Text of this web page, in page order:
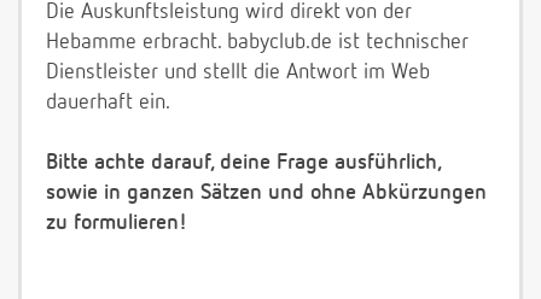
Die Auskunftsleistung wird direkt von der
Hebamme erbracht. babyclub.de ist technischer
Dienstleister und stellt die Antwort im Web
dauerhaft ein.
Bitte achte darauf, deine Frage ausführlich,
sowie in ganzen Sätzen und ohne Abkürzungen
zu formulieren!